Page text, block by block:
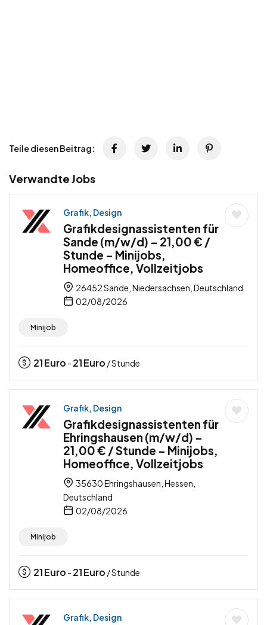
Teile diesen Beitrag:
Verwandte Jobs
Grafik, Design
Grafikdesignassistenten für
Sande (m/w/d) – 21,00 € /
Stunde – Minijobs,
Homeoffice, Vollzeitjobs
26452 Sande, Niedersachsen, Deutschland
02/08/2026
Minijob
21Euro - 21Euro / Stunde
Grafik, Design
Grafikdesignassistenten für
Ehringshausen (m/w/d) –
21,00 € / Stunde – Minijobs,
Homeoffice, Vollzeitjobs
35630 Ehringshausen, Hessen,
Deutschland
02/08/2026
Minijob
21Euro - 21Euro / Stunde
Grafik, Design